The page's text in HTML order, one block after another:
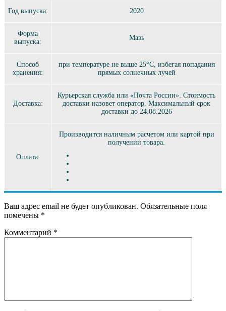
Год выпуска: 2020
Форма
выпуска:
Мазь
Способ
хранения:
при температуре не выше 25°C, избегая попадания
прямых солнечных лучей
Доставка:
Курьерская служба или «Почта России». Стоимость
доставки назовет оператор. Максимальный срок
доставки до 24.08.2026
Оплата:
Производится наличным расчетом или картой при
получении товара.
Ваш адрес email не будет опубликован. Обязательные поля
помечены *
Комментарий *